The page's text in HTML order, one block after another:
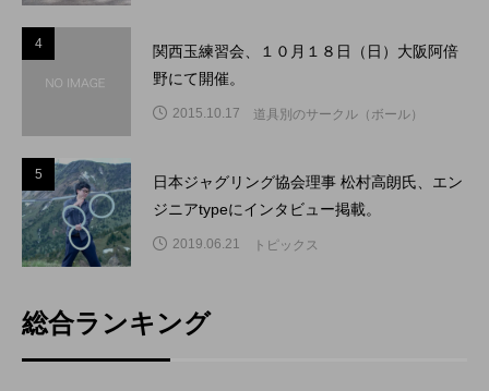
4
関西玉練習会、１０月１８日（日）大阪阿倍
野にて開催。
2015.10.17 道具別のサークル（ボール）
5
日本ジャグリング協会理事 松村高朗氏、エン
ジニアtypeにインタビュー掲載。
2019.06.21 トピックス
総合ランキング